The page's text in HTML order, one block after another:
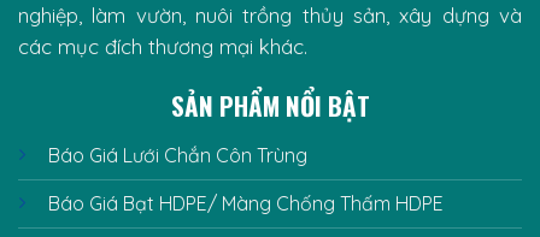
nghiệp, làm vườn, nuôi trồng thủy sản, xây dựng và
các mục đích thương mại khác.
SẢN PHẨM NỔI BẬT
Báo Giá Lưới Chắn Côn Trùng
Báo Giá Bạt HDPE/ Màng Chống Thấm HDPE